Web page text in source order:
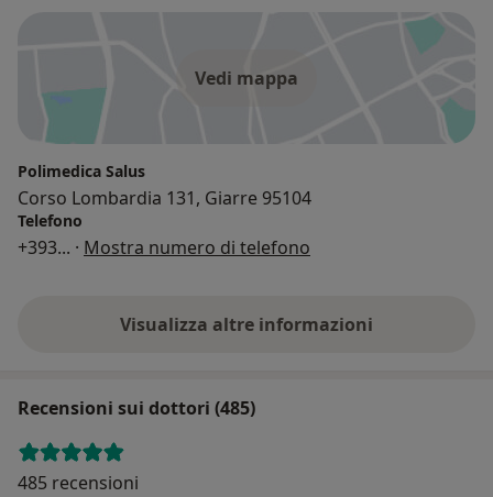
Vedi mappa
Polimedica Salus
Corso Lombardia 131, Giarre 95104
Telefono
+393... · Mostra numero di telefono
Visualizza altre informazioni
Recensioni sui dottori (485)
485 recensioni